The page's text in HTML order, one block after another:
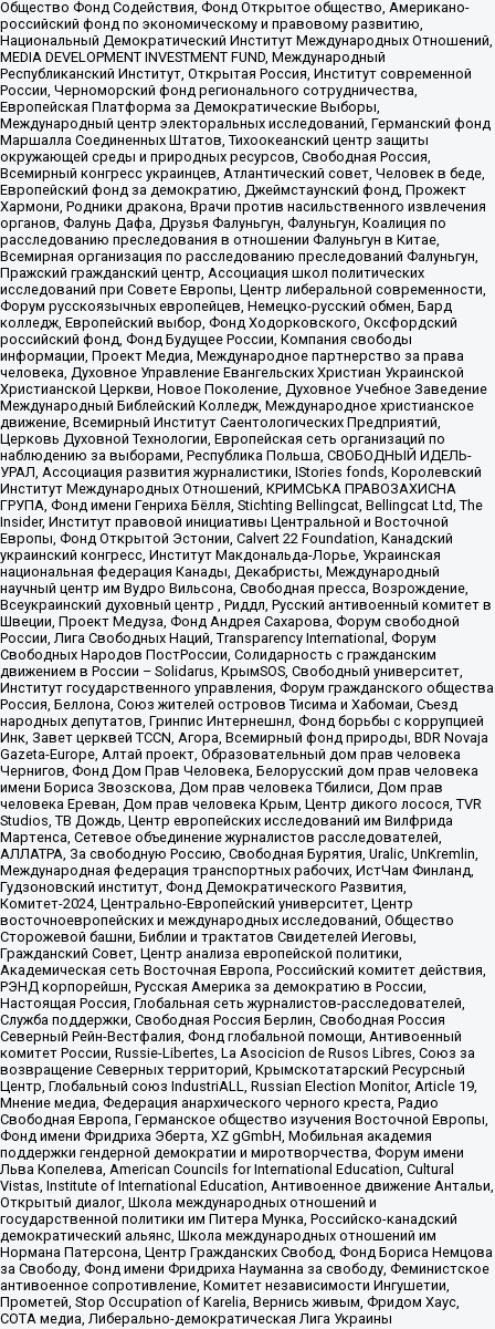
Общество Фонд Содействия, Фонд Открытое общество, Американо-
российский фонд по экономическому и правовому развитию,
Национальный Демократический Институт Международных Отношений,
MEDIA DEVELOPMENT INVESTMENT FUND, Международный
Республиканский Институт, Открытая Россия, Институт современной
России, Черноморский фонд регионального сотрудничества,
Европейская Платформа за Демократические Выборы,
Международный центр электоральных исследований, Германский фонд
Маршалла Соединенных Штатов, Тихоокеанский центр защиты
окружающей среды и природных ресурсов, Свободная Россия,
Всемирный конгресс украинцев, Атлантический совет, Человек в беде,
Европейский фонд за демократию, Джеймстаунский фонд, Прожект
Хармони, Родники дракона, Врачи против насильственного извлечения
органов, Фалунь Дафа, Друзья Фалуньгун, Фалуньгун, Коалиция по
расследованию преследования в отношении Фалуньгун в Китае,
Всемирная организация по расследованию преследований Фалуньгун,
Пражский гражданский центр, Ассоциация школ политических
исследований при Совете Европы, Центр либеральной современности,
Форум русскоязычных европейцев, Немецко-русский обмен, Бард
колледж, Европейский выбор, Фонд Ходорковского, Оксфордский
российский фонд, Фонд Будущее России, Компания свободы
информации, Проект Медиа, Международное партнерство за права
человека, Духовное Управление Евангельских Христиан Украинской
Христианской Церкви, Новое Поколение, Духовное Учебное Заведение
Международный Библейский Колледж, Международное христианское
движение, Всемирный Институт Саентологических Предприятий,
Церковь Духовной Технологии, Европейская сеть организаций по
наблюдению за выборами, Республика Польша, СВОБОДНЫЙ ИДЕЛЬ-
УРАЛ, Ассоциация развития журналистики, IStories fonds, Королевский
Институт Международных Отношений, КРИМСЬКА ПРАВОЗАХИСНА
ГРУПА, Фонд имени Генриха Бёлля, Stichting Bellingcat, Bellingcat Ltd, The
Insider, Институт правовой инициативы Центральной и Восточной
Европы, Фонд Открытой Эстонии, Calvert 22 Foundation, Канадский
украинский конгресс, Институт Макдональда-Лорье, Украинская
национальная федерация Канады, Декабристы, Международный
научный центр им Вудро Вильсона, Свободная пресса, Возрождение,
Всеукраинский духовный центр , Риддл, Русский антивоенный комитет в
Швеции, Проект Медуза, Фонд Андрея Сахарова, Форум свободной
России, Лига Свободных Наций, Transparеncy International, Форум
Свободных Народов ПостРоссии, Солидарность с гражданским
движением в России – Solidarus, КрымSOS, Свободный университет,
Институт государственного управления, Форум гражданского общества
Россия, Беллона, Союз жителей островов Тисима и Хабомаи, Съезд
народных депутатов, Гринпис Интернешнл, Фонд борьбы с коррупцией
Инк, Завет церквей TCCN, Агора, Всемирный фонд природы, BDR Novaja
Gazeta-Europe, Алтай проект, Образовательный дом прав человека
Чернигов, Фонд Дом Прав Человека, Белорусский дом прав человека
имени Бориса Звозскова, Дом прав человека Тбилиси, Дом прав
человека Ереван, Дом прав человека Крым, Центр дикого лосося, TVR
Studios, ТВ Дождь, Центр европейских исследований им Вилфрида
Мартенса, Сетевое объединение журналистов расследователей,
АЛЛАТРА, За свободную Россию, Свободная Бурятия, Uralic, UnKremlin,
Международная федерация транспортных рабочих, ИстЧам Финланд,
Гудзоновский институт, Фонд Демократического Развития,
Комитет-2024, Центрально-Европейский университет, Центр
восточноевропейских и международных исследований, Общество
Сторожевой башни, Библии и трактатов Свидетелей Иеговы,
Гражданский Совет, Центр анализа европейской политики,
Академическая сеть Восточная Европа, Российский комитет действия,
РЭНД корпорейшн, Русская Америка за демократию в России,
Настоящая Россия, Глобальная сеть журналистов-расследователей,
Служба поддержки, Свободная Россия Берлин, Свободная Россия
Северный Рейн-Вестфалия, Фонд глобальной помощи, Антивоенный
комитет России, Russie-Libertes, La Asocicion de Rusos Libres, Союз за
возвращение Северных территорий, Крымскотатарский Ресурсный
Центр, Глобальный союз IndustriALL, Russian Election Monitor, Article 19,
Мнение медиа, Федерация анархического черного креста, Радио
Свободная Европа, Германское общество изучения Восточной Европы,
Фонд имени Фридриха Эберта, XZ gGmbH, Мобильная академия
поддержки гендерной демократии и миротворчества, Форум имени
Льва Копелева, American Councils for International Education, Cultural
Vistas, Institute of International Education, Антивоенное движение Антальи,
Открытый диалог, Школа международных отношений и
государственной политики им Питера Мунка, Российско-канадский
демократический альянс, Школа международных отношений им
Нормана Патерсона, Центр Гражданских Свобод, Фонд Бориса Немцова
за Свободу, Фонд имени Фридриха Науманна за свободу, Феминистское
антивоенное сопротивление, Комитет независимости Ингушетии,
Прометей, Stop Occupation of Karelia, Вернись живым, Фридом Хаус,
СОТА медиа, Либерально-демократическая Лига Украины